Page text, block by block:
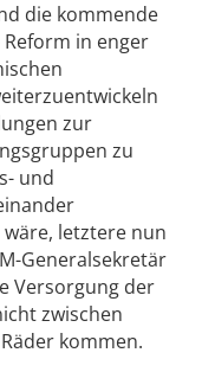
die kommende
in enger
zur
zu
und
letztere nun
Generalsekretär
Versorgung der
zwischen
kommen.